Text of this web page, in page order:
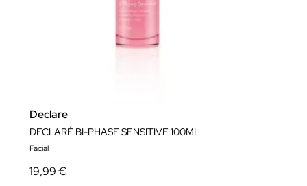
Declare
DECLARÉ BI-PHASE SENSITIVE 100ML
Facial
19,99 €